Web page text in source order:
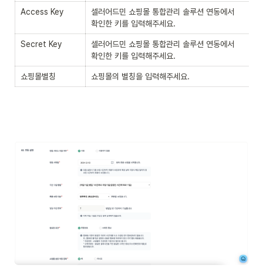
Access Key
셀러어드민 쇼핑몰 통합관리 솔루션 연동에서
확인한 키를 입력해주세요.
Secret Key
셀러어드민 쇼핑몰 통합관리 솔루션 연동에서
확인한 키를 입력해주세요.
쇼핑몰별칭 쇼핑몰의 별칭을 입력해주세요.